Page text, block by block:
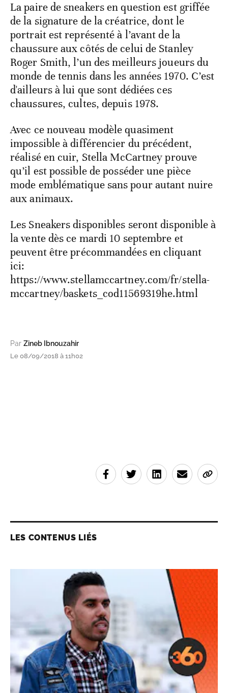
La paire de sneakers en question est griffée
de la signature de la créatrice, dont le
portrait est représenté à l’avant de la
chaussure aux côtés de celui de Stanley
Roger Smith, l’un des meilleurs joueurs du
monde de tennis dans les années 1970. C’est
d'ailleurs à lui que sont dédiées ces
chaussures, cultes, depuis 1978.
Avec ce nouveau modèle quasiment
impossible à différencier du précédent,
réalisé en cuir, Stella McCartney prouve
qu’il est possible de posséder une pièce
mode emblématique sans pour autant nuire
aux animaux.
Les Sneakers disponibles seront disponible à
la vente dès ce mardi 10 septembre et
peuvent être précommandées en cliquant
ici:
https://www.stellamccartney.com/fr/stella-
mccartney/baskets_cod11569319he.html
Par Zineb Ibnouzahir
Le 08/09/2018 à 11h02
LES CONTENUS LIÉS